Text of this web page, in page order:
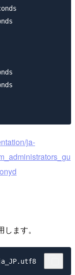
ja-
ます。